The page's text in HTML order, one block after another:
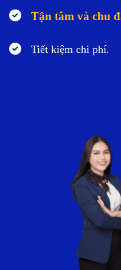
Tận tâm và chu
Tiết kiệm chi phí.